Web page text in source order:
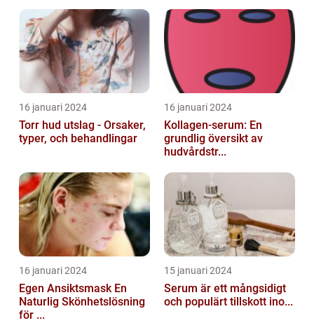
16 januari 2024
Torr hud utslag - Orsaker,
typer, och behandlingar
16 januari 2024
Kollagen-serum: En
grundlig översikt av
hudvårdstr...
16 januari 2024
Egen Ansiktsmask En
Naturlig Skönhetslösning
för ...
15 januari 2024
Serum är ett mångsidigt
och populärt tillskott ino...